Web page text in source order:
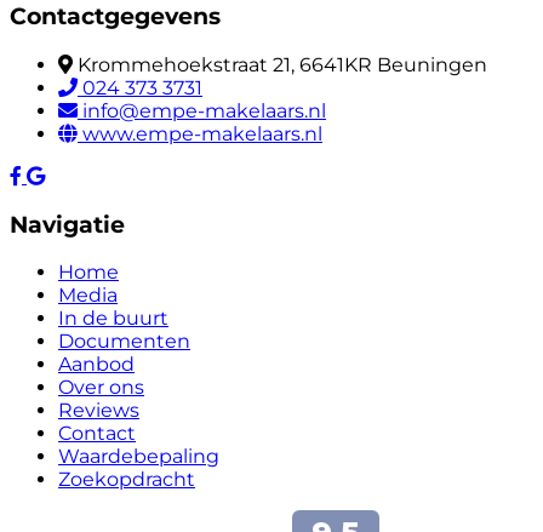
Contactgegevens
Krommehoekstraat 21, 6641KR Beuningen
024 373 3731
info@empe-makelaars.nl
www.empe-makelaars.nl
Navigatie
Home
Media
In de buurt
Documenten
Aanbod
Over ons
Reviews
Contact
Waardebepaling
Zoekopdracht